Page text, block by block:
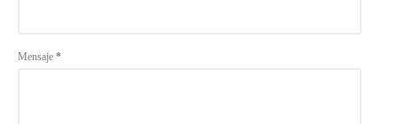
Mensaje *